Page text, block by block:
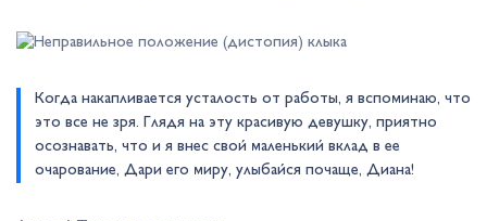
Когда накапливается усталость от работы, я вспоминаю, что
это все не зря. Глядя на эту красивую девушку, приятно
осознавать, что и я внес свой маленький вклад в ее
очарование, Дари его миру, улыбайся почаще, Диана!